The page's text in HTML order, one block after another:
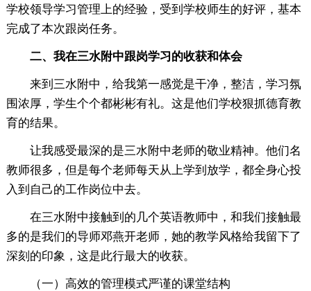
学校领导学习管理上的经验，受到学校师生的好评，基本
完成了本次跟岗任务。
二、我在三水附中跟岗学习的收获和体会
来到三水附中，给我第一感觉是干净，整洁，学习氛
围浓厚，学生个个都彬彬有礼。这是他们学校狠抓德育教
育的结果。
让我感受最深的是三水附中老师的敬业精神。他们名
教师很多，但是每个老师每天从上学到放学，都全身心投
入到自己的工作岗位中去。
在三水附中接触到的几个英语教师中，和我们接触最
多的是我们的导师邓燕开老师，她的教学风格给我留下了
深刻的印象，这是此行最大的收获。
（一）高效的管理模式严谨的课堂结构